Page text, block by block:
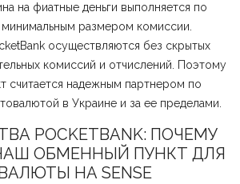
на фиатные деньги выполняется по
размером комиссии.
осуществляются без скрытых
комиссий и отчислений. Поэтому
считается надежным партнером по
в Украине и за ее пределами.
POCKETBANK: ПОЧЕМУ
ОБМЕННЫЙ ПУНКТ ДЛЯ
НА SENSE